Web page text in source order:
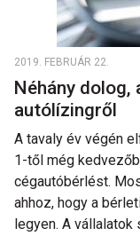
2019. FEBRUÁR 22.
Néhány dolog,
autólízingről
A tavaly év végén
1-től még
cégautóbérlést.
ahhoz, hogy a
legyen. A vállalatok